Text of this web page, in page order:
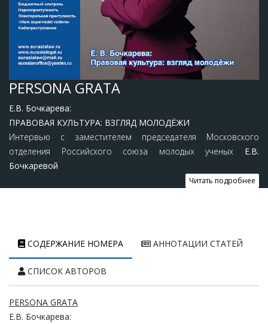
PERSONA GRATA
Е.В. Бочкарева:
ПРАВОВАЯ КУЛЬТУРА: ВЗГЛЯД МОЛОДЁЖИ
Интервью с заместителем председателя Московского
отделения Российского союза молодых ученых Е.В.
Бочкаревой
Читать подробнее
СОДЕРЖАНИЕ НОМЕРА АННОТАЦИИ СТАТЕЙ
СПИСОК АВТОРОВ
PERSONA GRATA
Е.В. Бочкарева: